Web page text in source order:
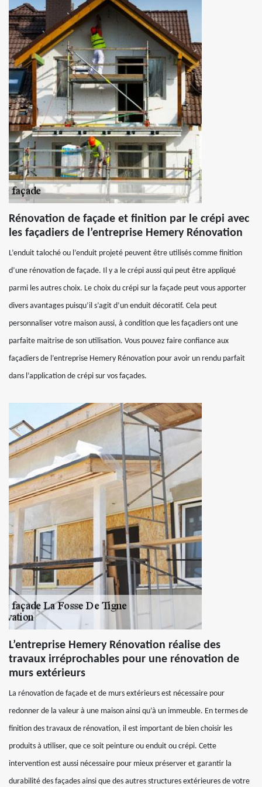
Rénovation de façade et finition par le crépi avec
les façadiers de l’entreprise Hemery Rénovation
L’enduit taloché ou l’enduit projeté peuvent être utilisés comme finition
d’une rénovation de façade. Il y a le crépi aussi qui peut être appliqué
parmi les autres choix. Le choix du crépi sur la façade peut vous apporter
divers avantages puisqu’il s’agit d’un enduit décoratif. Cela peut
personnaliser votre maison aussi, à condition que les façadiers ont une
parfaite maitrise de son utilisation. Vous pouvez faire confiance aux
façadiers de l’entreprise Hemery Rénovation pour avoir un rendu parfait
dans l’application de crépi sur vos façades.
L’entreprise Hemery Rénovation réalise des
travaux irréprochables pour une rénovation de
murs extérieurs
La rénovation de façade et de murs extérieurs est nécessaire pour
redonner de la valeur à une maison ainsi qu’à un immeuble. En termes de
finition des travaux de rénovation, il est important de bien choisir les
produits à utiliser, que ce soit peinture ou enduit ou crépi. Cette
intervention est aussi nécessaire pour mieux préserver et garantir la
durabilité des façades ainsi que des autres structures extérieures de votre